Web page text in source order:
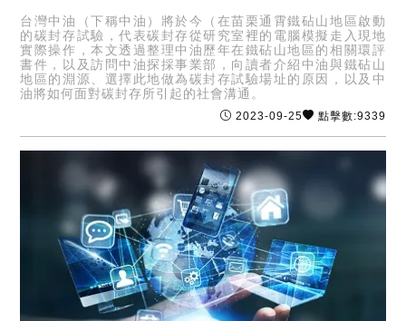
台灣中油（下稱中油）將於今（在苗栗通霄鐵砧山地區啟動
的碳封存試驗，代表碳封存從研究室裡的電腦模擬走入現地
實際操作，本文透過整理中油歷年在鐵砧山地區的相關環評
書件，以及訪問中油探採事業部，向讀者介紹中油與鐵砧山
地區的淵源、選擇此地做為碳封存試驗場址的原因，以及中
油將如何面對碳封存所引起的社會溝通。
2023-09-25 點擊數:9339